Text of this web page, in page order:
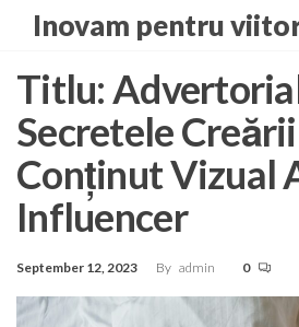
the
content
Inovam pentru
Titlu:
Secretele
Conținut Vizual
Influencer
September 12, 2023 By admin 0